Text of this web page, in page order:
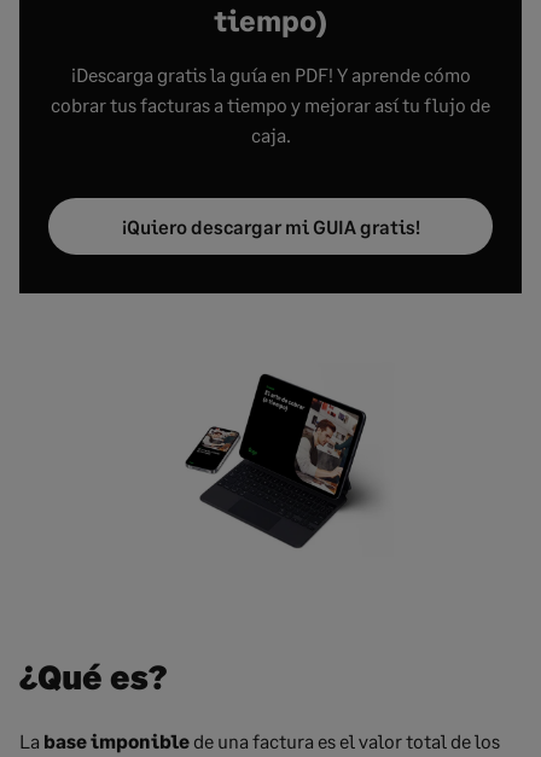
tiempo)
¡Descarga gratis la guía en PDF! Y aprende cómo
cobrar tus facturas a tiempo y mejorar así tu flujo de
caja.
¡Quiero descargar mi GUIA gratis!
¿Qué es?
La base imponible de una factura es el valor total de los